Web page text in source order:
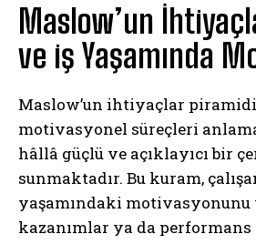
Maslow’un
ve iş Yaşamında
Maslow’un ihtiyaçlar
motivasyonel süreçleri
hâllâ güçlü ve açıklayıcı bir
sunmaktadır. Bu kuram,
yaşamındaki motivasyonunu
kazanımlar ya da